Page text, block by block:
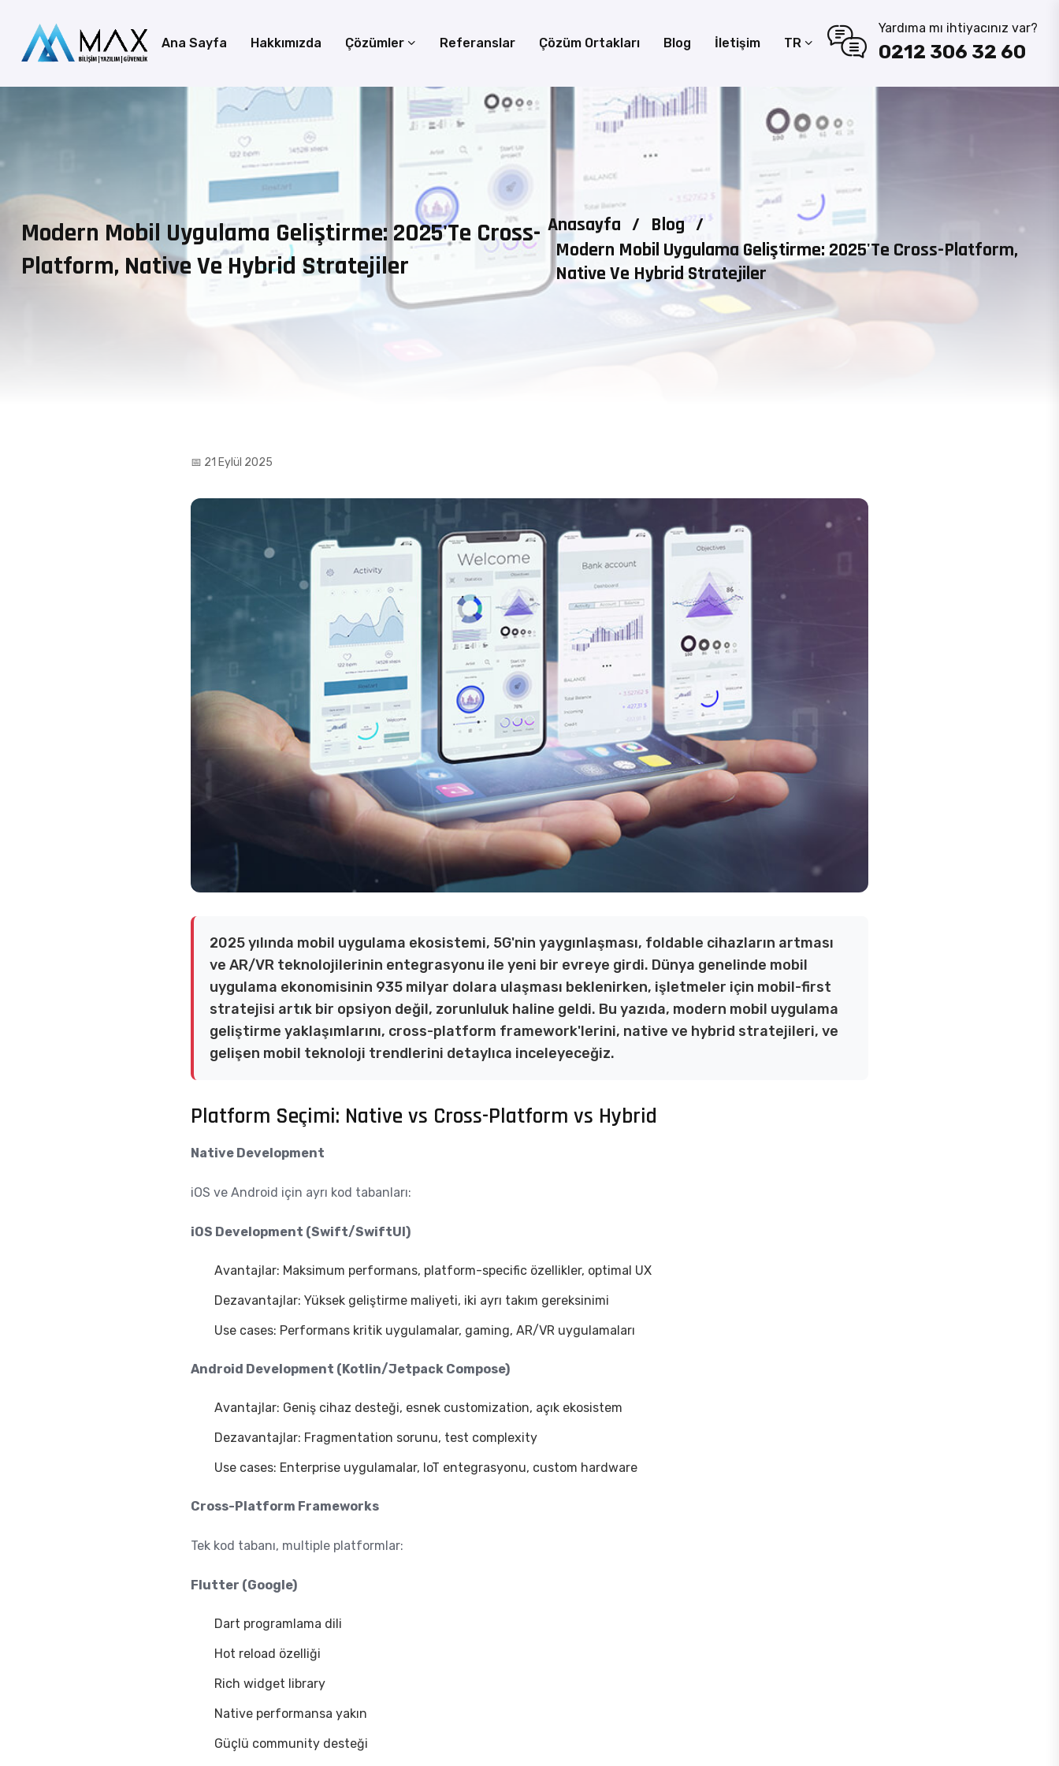
Ana Sayfa Hakkımızda Çözümler Referanslar Çözüm Ortakları Blog İletişim TR
Yardıma mı ihtiyacınız var?
0212 306 32 60
Modern Mobil Uygulama Geliştirme: 2025'te Cross-
Platform, Native Ve Hybrid Stratejiler
Anasayfa / Blog /
Modern Mobil Uygulama Geliştirme: 2025'te Cross-Platform,
Native Ve Hybrid Stratejiler
📅 21 Eylül 2025
2025 yılında mobil uygulama ekosistemi, 5G'nin yaygınlaşması, foldable cihazların artması
ve AR/VR teknolojilerinin entegrasyonu ile yeni bir evreye girdi. Dünya genelinde mobil
uygulama ekonomisinin 935 milyar dolara ulaşması beklenirken, işletmeler için mobil-first
stratejisi artık bir opsiyon değil, zorunluluk haline geldi. Bu yazıda, modern mobil uygulama
geliştirme yaklaşımlarını, cross-platform framework'lerini, native ve hybrid stratejileri, ve
gelişen mobil teknoloji trendlerini detaylıca inceleyeceğiz.
Platform Seçimi: Native vs Cross-Platform vs Hybrid
Native Development
iOS ve Android için ayrı kod tabanları:
iOS Development (Swift/SwiftUI)
Avantajlar: Maksimum performans, platform-specific özellikler, optimal UX
Dezavantajlar: Yüksek geliştirme maliyeti, iki ayrı takım gereksinimi
Use cases: Performans kritik uygulamalar, gaming, AR/VR uygulamaları
Android Development (Kotlin/Jetpack Compose)
Avantajlar: Geniş cihaz desteği, esnek customization, açık ekosistem
Dezavantajlar: Fragmentation sorunu, test complexity
Use cases: Enterprise uygulamalar, IoT entegrasyonu, custom hardware
Cross-Platform Frameworks
Tek kod tabanı, multiple platformlar:
Flutter (Google)
Dart programlama dili
Hot reload özelliği
Rich widget library
Native performansa yakın
Güçlü community desteği